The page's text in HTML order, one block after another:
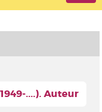
....). Auteur